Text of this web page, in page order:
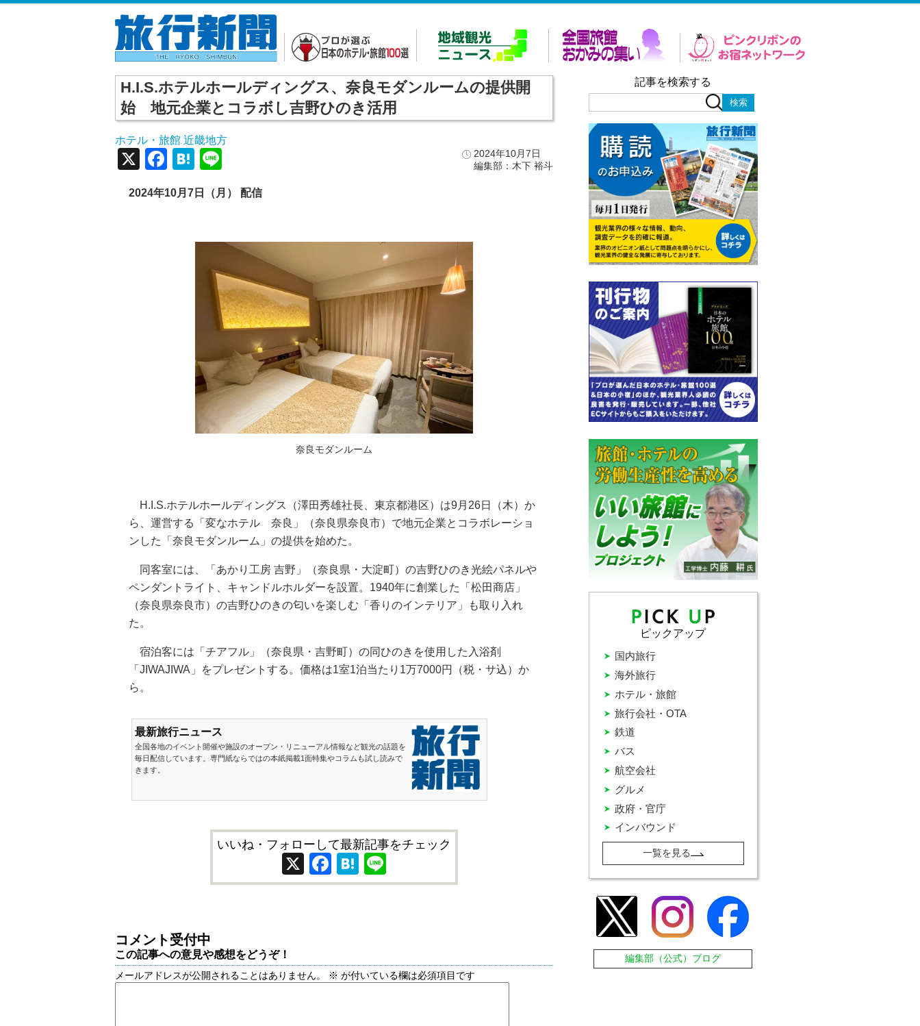
H.I.S.ホテルホールディングス、奈良モダンルームの提供開
始 地元企業とコラボし吉野ひのき活用
ホテル・旅館 近畿地方
2024年10月7日
編集部：木下 裕斗
X Facebook
Hatena
2024年10月7日（月） 配信
奈良モダンルーム
H.I.S.ホテルホールディングス（澤田秀雄社長、東京都港区）は9月26日（木）か
ら、運営する「変なホテル 奈良」（奈良県奈良市）で地元企業とコラボレーショ
ンした「奈良モダンルーム」の提供を始めた。
同客室には、「あかり工房 吉野」（奈良県・大淀町）の吉野ひのき光絵パネルや
ペンダントライト、キャンドルホルダーを設置。1940年に創業した「松田商店」
（奈良県奈良市）の吉野ひのきの匂いを楽しむ「香りのインテリア」も取り入れ
た。
宿泊客には「チアフル」（奈良県・吉野町）の同ひのきを使用した入浴剤
「JIWAJIWA」をプレゼントする。価格は1室1泊当たり1万7000円（税・サ込）か
ら。
最新旅行ニュース
全国各地のイベント開催や施設のオープン・リニューアル情報など観光の話題を
毎日配信しています。専門紙ならではの本紙掲載1面特集やコラムも試し読みで
きます。
いいね・フォローして最新記事をチェック
X Facebook
Hatena
コメント受付中
この記事への意見や感想をどうぞ！
メールアドレスが公開されることはありません。 ※ が付いている欄は必須項目です
記事を検索する
ピックアップ
インバウンド
グルメ
バス
ホテル・旅館
国内旅行
政府・官庁
旅行会社・OTA
海外旅行
航空会社
鉄道
一覧を見る
編集部（公式）ブログ